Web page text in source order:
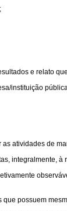
e relato
instituição
atividades de
integralmente,
possuem